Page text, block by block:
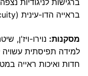
ברגישות לניגודיות
בראייה הדו-עינית (Stereo Acuity).
מסקנות: נוירו-ויז'ן,
למידה תפיסתית עשויה
חדות ואיכות ראייה